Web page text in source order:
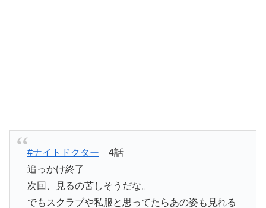
#ナイトドクター 4話
追っかけ終了
次回、見るの苦しそうだな。
でもスクラブや私服と思ってたらあの姿も見れる